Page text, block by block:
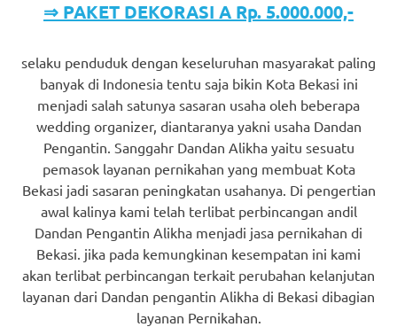
⇒ PAKET DEKORASI A Rp. 5.000.000,-
selaku penduduk dengan keseluruhan masyarakat paling
banyak di Indonesia tentu saja bikin Kota Bekasi ini
menjadi salah satunya sasaran usaha oleh beberapa
wedding organizer, diantaranya yakni usaha Dandan
Pengantin. Sanggahr Dandan Alikha yaitu sesuatu
pemasok layanan pernikahan yang membuat Kota
Bekasi jadi sasaran peningkatan usahanya. Di pengertian
awal kalinya kami telah terlibat perbincangan andil
Dandan Pengantin Alikha menjadi jasa pernikahan di
Bekasi. jika pada kemungkinan kesempatan ini kami
akan terlibat perbincangan terkait perubahan kelanjutan
layanan dari Dandan pengantin Alikha di Bekasi dibagian
layanan Pernikahan.